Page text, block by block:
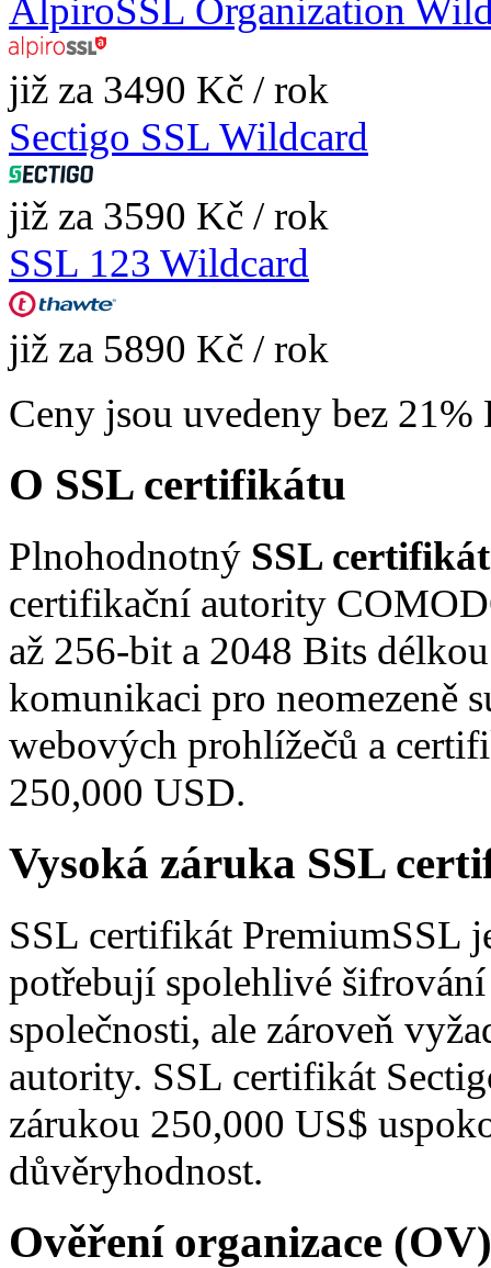
AlpiroSSL Organization
již za 3490 Kč / rok
Sectigo SSL Wildcard
již za 3590 Kč / rok
SSL 123 Wildcard
již za 5890 Kč / rok
Ceny jsou uvedeny bez 21%
O SSL certifikátu
Plnohodnotný SSL
certifikační autority
až 256-bit a 2048 Bits
komunikaci pro neomezeně
webových prohlížečů a
250,000 USD.
Vysoká záruka SSL
SSL certifikát PremiumSSL
potřebují spolehlivé
společnosti, ale zároveň
autority. SSL certifikát
zárukou 250,000 US$
důvěryhodnost.
Ověření organizace (OV)